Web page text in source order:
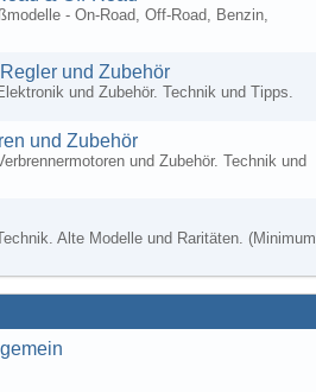
- On-Road, Off-Road, Benzin,
und Zubehör
und Zubehör. Technik und Tipps.
und Zubehör
und Zubehör. Technik und
Alte Modelle und Raritäten. (Minimum